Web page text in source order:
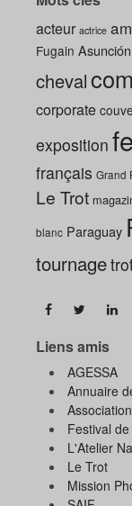
acteur actrice
Fugain Asunción
cheval
corporate
exposition
français Grand
Le Trot
blanc Paraguay
tournage
Liens amis
AGESSA
Annuaire
Festival
L'Atelier
Le Trot
Mission